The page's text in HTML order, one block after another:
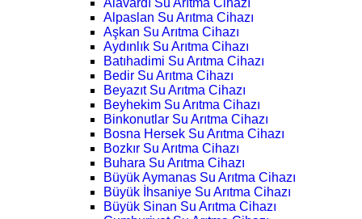
Alavardı Su Arıtma Cihazı
Alpaslan Su Arıtma Cihazı
Aşkan Su Arıtma Cihazı
Aydınlık Su Arıtma Cihazı
Batıhadimi Su Arıtma Cihazı
Bedir Su Arıtma Cihazı
Beyazıt Su Arıtma Cihazı
Beyhekim Su Arıtma Cihazı
Binkonutlar Su Arıtma Cihazı
Bosna Hersek Su Arıtma Cihazı
Bozkır Su Arıtma Cihazı
Buhara Su Arıtma Cihazı
Büyük Aymanas Su Arıtma Cihazı
Büyük İhsaniye Su Arıtma Cihazı
Büyük Sinan Su Arıtma Cihazı